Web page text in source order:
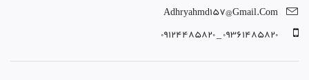
Adhryahmd157@gmail.com
09361485820 _ 09124485820